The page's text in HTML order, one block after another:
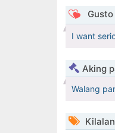
I want
Aking
Walang